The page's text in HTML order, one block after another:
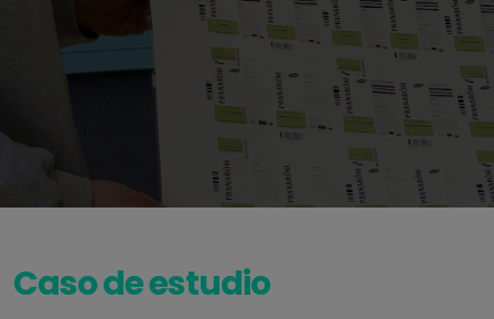
Caso de estudio